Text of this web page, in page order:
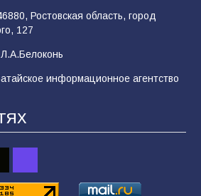
в ходе
вручили награды
Ростовская область, город
127
Л.А.Белоконь
информационное агентство